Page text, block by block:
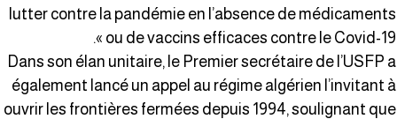
lutter contre la pandémie en l’absence de
ou de vaccins efficaces contre le Covid-19
Dans son élan unitaire, le Premier secrétaire de l’USFP
également lancé un appel au régime algérien l’invitant
ouvrir les frontières fermées depuis 1994, soulignant